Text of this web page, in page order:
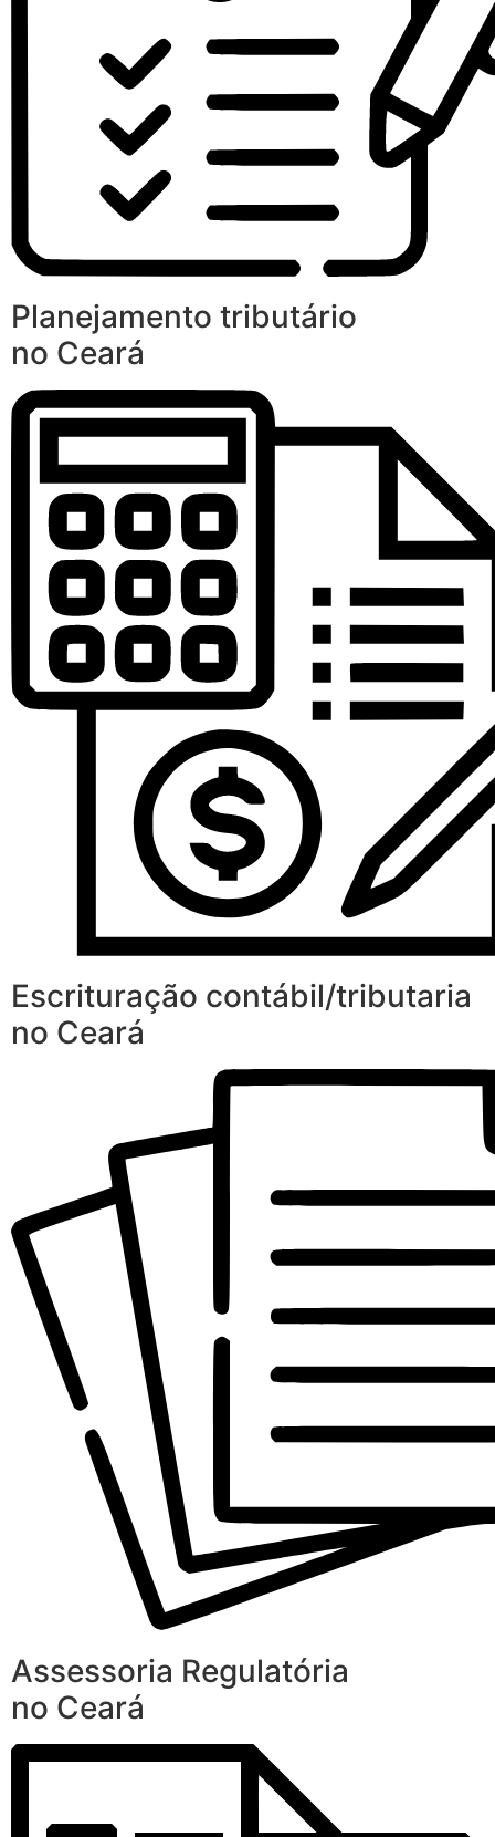
Planejamento tributário
no Ceará
Escrituração contábil/tributaria
no Ceará
Assessoria Regulatória
no Ceará